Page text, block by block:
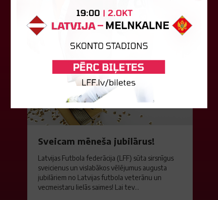
01. augusts 2026.
Sveicam mēneša jubilārus!
Latvijas Futbola federācija (LFF) sūta sirsnīgus
sveicienus un vislabākos vēlējumus augusta
jubilāriem no Latvijas futbola veterānu un
vecmeistaru lielās saimes! Lai tev...